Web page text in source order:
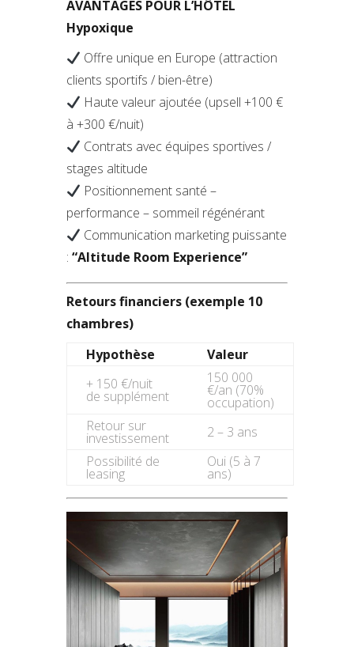
AVANTAGES POUR L’HÔTEL
Hypoxique
Offre unique en Europe (attraction
clients sportifs / bien-être)
Haute valeur ajoutée (upsell +100 €
à +300 €/nuit)
Contrats avec équipes sportives /
stages altitude
Positionnement santé –
performance – sommeil régénérant
Communication marketing puissante
: “Altitude Room Experience”
Retours financiers (exemple 10
chambres)
Hypothèse
Valeur
+ 150 €/nuit
de supplément
150 000
€/an (70%
occupation)
Retour sur
investissement
2 – 3 ans
Possibilité de
leasing
Oui (5 à 7
ans)